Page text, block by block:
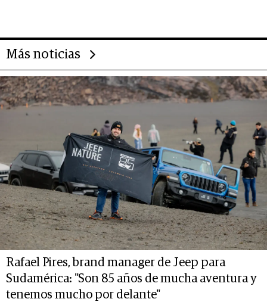
Más noticias
Rafael Pires, brand manager de Jeep para
Sudamérica: "Son 85 años de mucha aventura y
tenemos mucho por delante"